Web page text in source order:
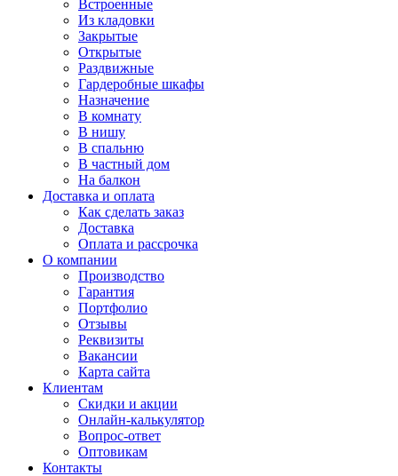
Встроенные
Из кладовки
Закрытые
Открытые
Раздвижные
Гардеробные шкафы
Назначение
В комнату
В нишу
В спальню
В частный дом
На балкон
Доставка и оплата
Как сделать заказ
Доставка
Оплата и рассрочка
О компании
Производство
Гарантия
Портфолио
Отзывы
Реквизиты
Вакансии
Карта сайта
Клиентам
Скидки и акции
Онлайн-калькулятор
Вопрос-ответ
Оптовикам
Контакты